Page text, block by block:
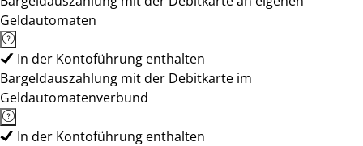
Geldautomaten
In der Kontoführung enthalten
Bargeldauszahlung mit der Debitkarte im
Geldautomatenverbund
In der Kontoführung enthalten